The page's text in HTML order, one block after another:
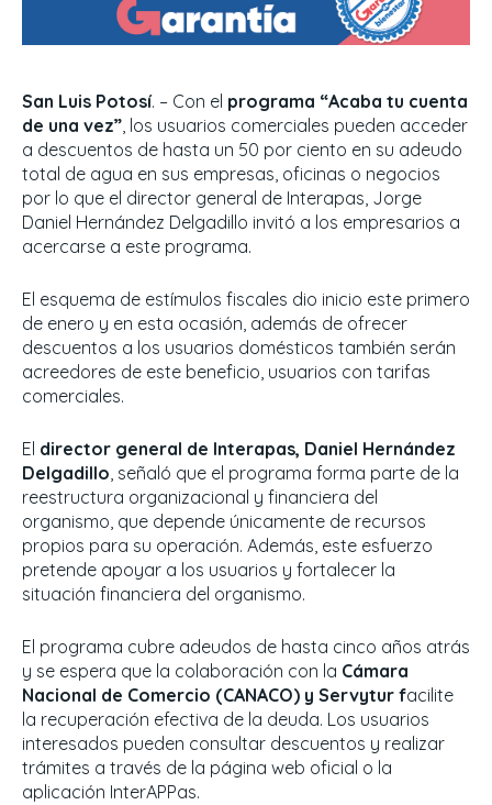
San Luis Potosí. – Con el programa “Acaba tu cuenta
de una vez”, los usuarios comerciales pueden acceder
a descuentos de hasta un 50 por ciento en su adeudo
total de agua en sus empresas, oficinas o negocios
por lo que el director general de Interapas, Jorge
Daniel Hernández Delgadillo invitó a los empresarios a
acercarse a este programa.
El esquema de estímulos fiscales dio inicio este primero
de enero y en esta ocasión, además de ofrecer
descuentos a los usuarios domésticos también serán
acreedores de este beneficio, usuarios con tarifas
comerciales.
El director general de Interapas, Daniel Hernández
Delgadillo, señaló que el programa forma parte de la
reestructura organizacional y financiera del
organismo, que depende únicamente de recursos
propios para su operación. Además, este esfuerzo
pretende apoyar a los usuarios y fortalecer la
situación financiera del organismo.
El programa cubre adeudos de hasta cinco años atrás
y se espera que la colaboración con la Cámara
Nacional de Comercio (CANACO) y Servytur facilite
la recuperación efectiva de la deuda. Los usuarios
interesados pueden consultar descuentos y realizar
trámites a través de la página web oficial o la
aplicación InterAPPas.